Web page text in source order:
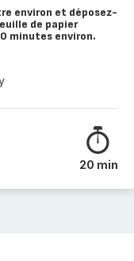
environ et déposez-
de papier
minutes environ.
20 min